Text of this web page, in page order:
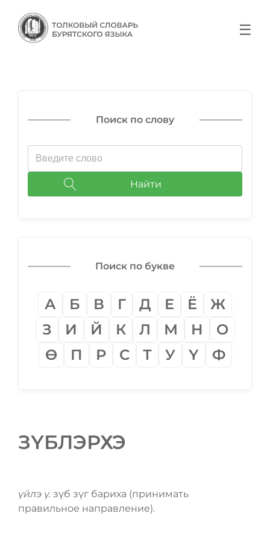
☰
Поиск по слову
Найти
Поиск по букве
А Б В Г Д Е Ё
Ж
З
И Й К Л М Н
О
Ѳ
П Р С Т У Ү Ф
ЗҮБЛЭРХЭ
үйлэ ү. зүб зүг бариха (принимать
правильное направление).